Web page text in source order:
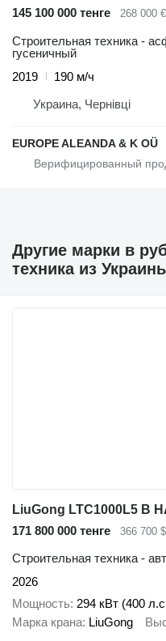
145 100 000 тенге
268 000 €
Строительная техника -
гусеничный
2019
190 м/ч
Украина, Чернівці
EUROPE ALEANDA & K OÜ
Другие марки в
техника из
171 800 000 тенге 366 700 $
Строительная техника -
2026
Мощность 294 кВт (400
Марка крана LiuGong